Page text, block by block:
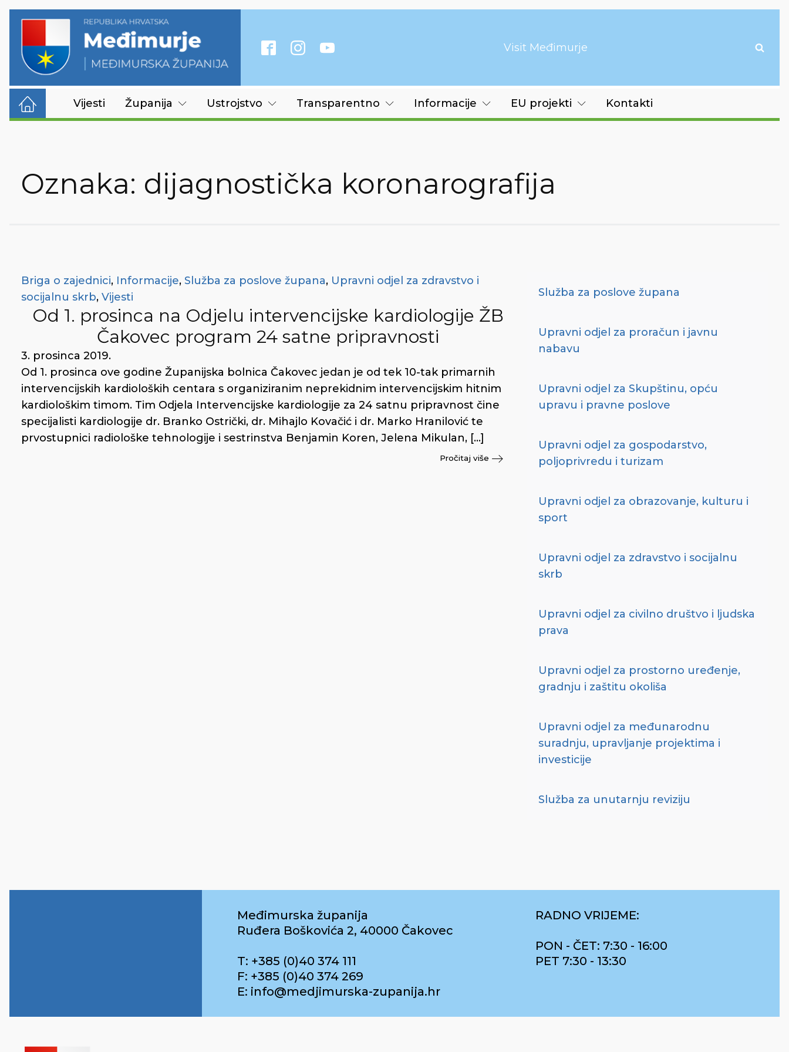
Visit Međimurje
Vijesti Županija Ustrojstvo Transparentno Informacije EU projekti Kontakti
Oznaka: dijagnostička koronarografija
Briga o zajednici, Informacije, Služba za poslove župana, Upravni odjel za zdravstvo i
socijalnu skrb, Vijesti
Od 1. prosinca na Odjelu intervencijske kardiologije ŽB
Čakovec program 24 satne pripravnosti
3. prosinca 2019.
Od 1. prosinca ove godine Županijska bolnica Čakovec jedan je od tek 10-tak primarnih
intervencijskih kardioloških centara s organiziranim neprekidnim intervencijskim hitnim
kardiološkim timom. Tim Odjela Intervencijske kardiologije za 24 satnu pripravnost čine
specijalisti kardiologije dr. Branko Ostrički, dr. Mihajlo Kovačić i dr. Marko Hranilović te
prvostupnici radiološke tehnologije i sestrinstva Benjamin Koren, Jelena Mikulan, […]
Pročitaj više
Služba za poslove župana
Upravni odjel za proračun i javnu
nabavu
Upravni odjel za Skupštinu, opću
upravu i pravne poslove
Upravni odjel za gospodarstvo,
poljoprivredu i turizam
Upravni odjel za obrazovanje, kulturu i
sport
Upravni odjel za zdravstvo i socijalnu
skrb
Upravni odjel za civilno društvo i ljudska
prava
Upravni odjel za prostorno uređenje,
gradnju i zaštitu okoliša
Upravni odjel za međunarodnu
suradnju, upravljanje projektima i
investicije
Služba za unutarnju reviziju
Međimurska županija
Ruđera Boškovića 2, 40000 Čakovec
T: +385 (0)40 374 111
F: +385 (0)40 374 269
E: info@medjimurska-zupanija.hr
RADNO VRIJEME:
PON - ČET: 7:30 - 16:00
PET 7:30 - 13:30